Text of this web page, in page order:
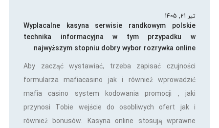
تیر 21, 1405
Wyplacalne kasyna serwisie randkowym polskie
technika informacyjna w tym przypadku w
najwyższym stopniu dobry wybor rozrywka online
Aby zacząć wystawiać, trzeba zapisać czujności
formularza mafiacasino jak i również wprowadzić
mafia casino system kodowania promocji , jaki
przynosi Tobie wejście do osobliwych ofert jak i
również bonusów. Kasyna online stosują wprawne